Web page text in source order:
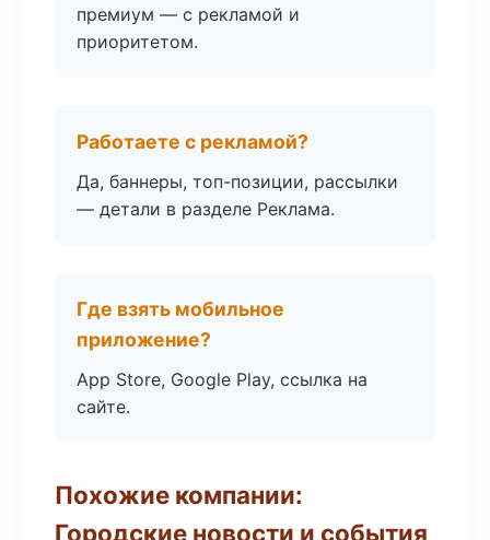
премиум — с рекламой и
приоритетом.
Работаете с рекламой?
Да, баннеры, топ-позиции, рассылки
— детали в разделе Реклама.
Где взять мобильное
приложение?
App Store, Google Play, ссылка на
сайте.
Похожие компании:
Городские новости и события